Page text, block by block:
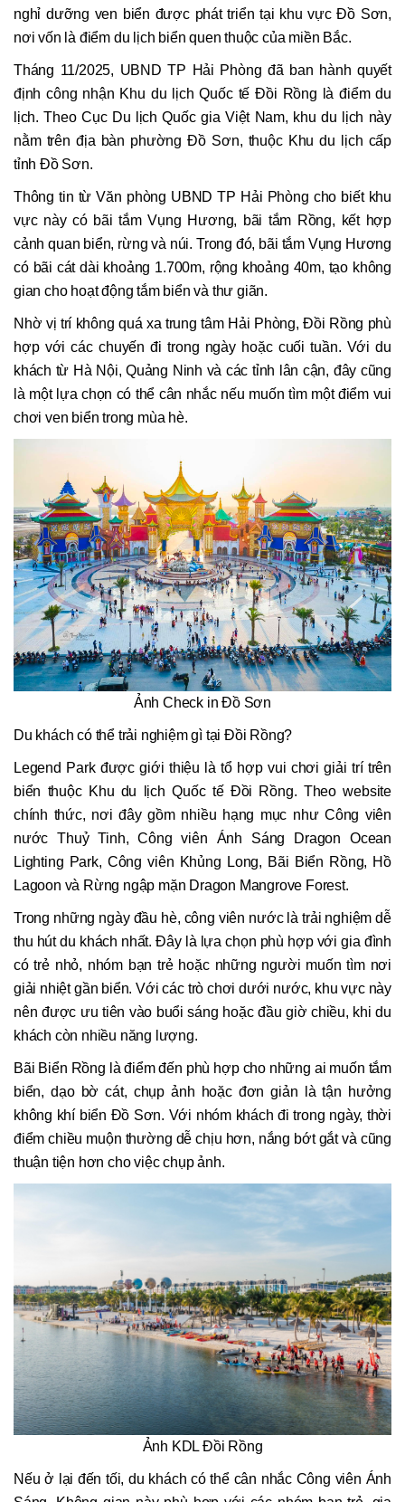
nghỉ dưỡng ven biển được phát triển tại khu vực Đồ Sơn,
nơi vốn là điểm du lịch biển quen thuộc của miền Bắc.
Tháng 11/2025, UBND TP Hải Phòng đã ban hành quyết
định công nhận Khu du lịch Quốc tế Đồi Rồng là điểm du
lịch. Theo Cục Du lịch Quốc gia Việt Nam, khu du lịch này
nằm trên địa bàn phường Đồ Sơn, thuộc Khu du lịch cấp
tỉnh Đồ Sơn.
Thông tin từ Văn phòng UBND TP Hải Phòng cho biết khu
vực này có bãi tắm Vụng Hương, bãi tắm Rồng, kết hợp
cảnh quan biển, rừng và núi. Trong đó, bãi tắm Vụng Hương
có bãi cát dài khoảng 1.700m, rộng khoảng 40m, tạo không
gian cho hoạt động tắm biển và thư giãn.
Nhờ vị trí không quá xa trung tâm Hải Phòng, Đồi Rồng phù
hợp với các chuyến đi trong ngày hoặc cuối tuần. Với du
khách từ Hà Nội, Quảng Ninh và các tỉnh lân cận, đây cũng
là một lựa chọn có thể cân nhắc nếu muốn tìm một điểm vui
chơi ven biển trong mùa hè.
Ảnh Check in Đồ Sơn
Du khách có thể trải nghiệm gì tại Đồi Rồng?
Legend Park được giới thiệu là tổ hợp vui chơi giải trí trên
biển thuộc Khu du lịch Quốc tế Đồi Rồng. Theo website
chính thức, nơi đây gồm nhiều hạng mục như Công viên
nước Thuỷ Tinh, Công viên Ánh Sáng Dragon Ocean
Lighting Park, Công viên Khủng Long, Bãi Biển Rồng, Hồ
Lagoon và Rừng ngập mặn Dragon Mangrove Forest.
Trong những ngày đầu hè, công viên nước là trải nghiệm dễ
thu hút du khách nhất. Đây là lựa chọn phù hợp với gia đình
có trẻ nhỏ, nhóm bạn trẻ hoặc những người muốn tìm nơi
giải nhiệt gần biển. Với các trò chơi dưới nước, khu vực này
nên được ưu tiên vào buổi sáng hoặc đầu giờ chiều, khi du
khách còn nhiều năng lượng.
Bãi Biển Rồng là điểm đến phù hợp cho những ai muốn tắm
biển, dạo bờ cát, chụp ảnh hoặc đơn giản là tận hưởng
không khí biển Đồ Sơn. Với nhóm khách đi trong ngày, thời
điểm chiều muộn thường dễ chịu hơn, nắng bớt gắt và cũng
thuận tiện hơn cho việc chụp ảnh.
Ảnh KDL Đồi Rồng
Nếu ở lại đến tối, du khách có thể cân nhắc Công viên Ánh